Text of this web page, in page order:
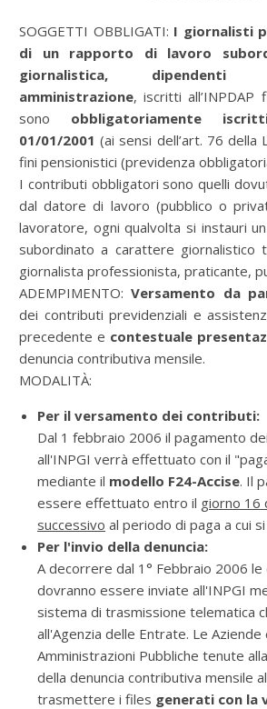
SOGGETTI OBBLIGATI: I giornalisti
di un rapporto di lavoro
giornalistica,
amministrazione, iscritti
sono obbligatoriamente
01/01/2001(ai sensi dell’art. 76 della
fini pensionistici (previdenza
I contributi obbligatori sono quelli
dal datore di lavoro (pubblico o
lavoratore, ogni qualvolta si instauri
subordinato a carattere giornalistico
giornalista professionista, praticante,
ADEMPIMENTO:Versamento da
dei contributi previdenziali e
precedente e contestuale
denuncia contributiva mensile.
MODALITÀ:
Per il versamento dei contributi:
Dal 1 febbraio 2006 il pagamento
all'INPGI verrà effettuato con il
mediante il modello F24-Accise. Il
essere effettuato entro il giorno 16
successivo al periodo di paga a cui
Per l'invio della denuncia:
A decorrere dal 1° Febbraio 2006 le
dovranno essere inviate all'INPGI
sistema di trasmissione telematica
all'Agenzia delle Entrate. Le Aziende
Amministrazioni Pubbliche tenute
della denuncia contributiva mensile
trasmettere i files generati con la